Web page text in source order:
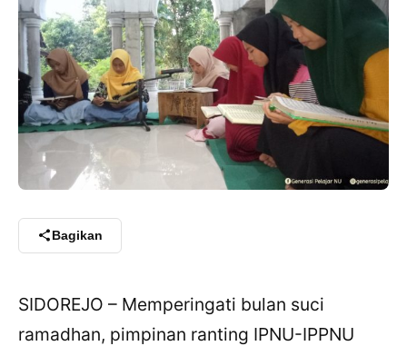
Bagikan
SIDOREJO – Memperingati bulan suci
ramadhan, pimpinan ranting IPNU-IPPNU